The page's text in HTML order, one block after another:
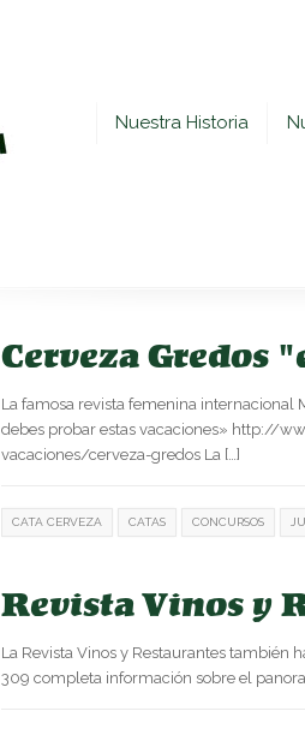
Nuestra Historia
Cerveza Gredos
La famosa revista femenina internacional
debes probar estas vacaciones» http://
vacaciones/cerveza-gredos La […]
CATA CERVEZA CATAS CONCURSOS
Revista Vinos y
La Revista Vinos y Restaurantes también
309 completa información sobre el